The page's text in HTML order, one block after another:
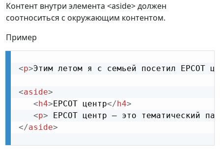
Контент внутри элемента <aside> должен
соотноситься с окружающим контентом.
Пример
<p>Этим летом я с семьей посетил EPCOT
<aside>
< h4> EPCOT центр</ h4>
<p> EPCOT центр — это тематический
</aside>